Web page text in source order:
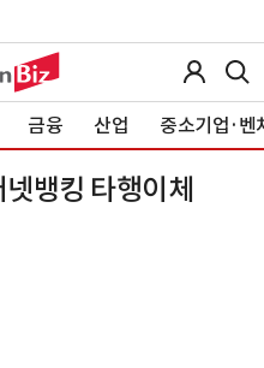
금융 산업 중소기업·벤
뱅킹 타행이체